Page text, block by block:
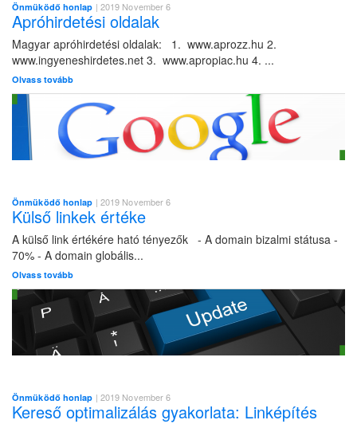
Önmüködő honlap | 2019 November 6
Apróhirdetési oldalak
Magyar apróhirdetési oldalak: 1. www.aprozz.hu 2.
www.ingyeneshirdetes.net 3. www.apropiac.hu 4. ...
Olvass tovább
Önmüködő honlap | 2019 November 6
Külső linkek értéke
A külső link értékére ható tényezők - A domain bizalmi státusa -
70% - A domain globális...
Olvass tovább
Önmüködő honlap | 2019 November 6
Kereső optimalizálás gyakorlata: Linképítés